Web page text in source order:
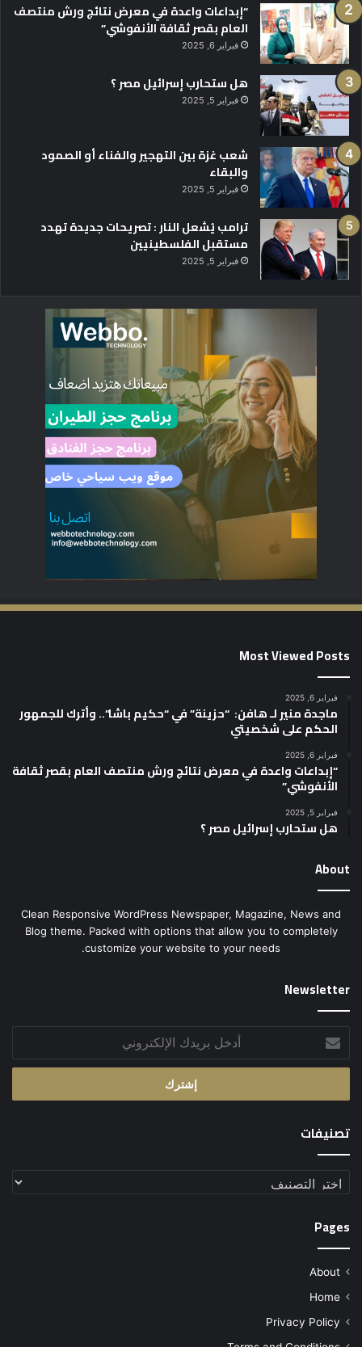
“إبداعات واعدة في معرض نتائج ورش منتصف
العام بقصر ثقافة الأنفوشي”
فبراير 6, 2025
هل ستحارب إسرائيل مصر ؟
فبراير 5, 2025
شعب غزة بين التهجير والفناء أو الصمود
والبقاء
فبراير 5, 2025
ترامب يُشعل النار : تصريحات جديدة تهدد
مستقبل الفلسطينيين
فبراير 5, 2025
Most Viewed Posts
فبراير 6, 2025
ماجدة منير لـ هافن: “حزينة” في “حكيم باشا”.. وأترك للجمهور
الحكم على شخصيتي
فبراير 6, 2025
“إبداعات واعدة في معرض نتائج ورش منتصف العام بقصر ثقافة
الأنفوشي”
فبراير 5, 2025
هل ستحارب إسرائيل مصر ؟
About
Clean Responsive WordPress Newspaper, Magazine, News and
Blog theme. Packed with options that allow you to completely
customize your website to your needs.
Newsletter
بريدك
الإلكتروني
تصنيفات
تصنيفات
Pages
About
Home
Privacy Policy